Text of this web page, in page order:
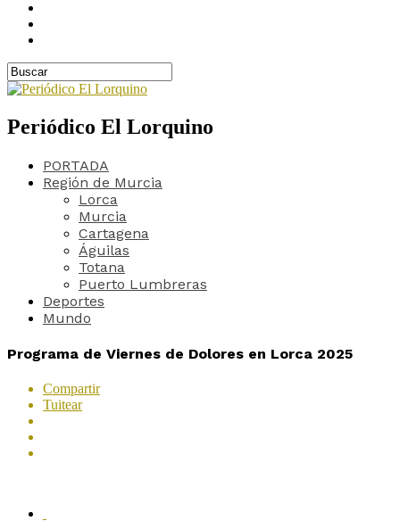
Periódico El Lorquino
PORTADA
Región de Murcia
Lorca
Murcia
Cartagena
Águilas
Totana
Puerto Lumbreras
Deportes
Mundo
Programa de Viernes de Dolores en Lorca 2025
Compartir
Tuitear